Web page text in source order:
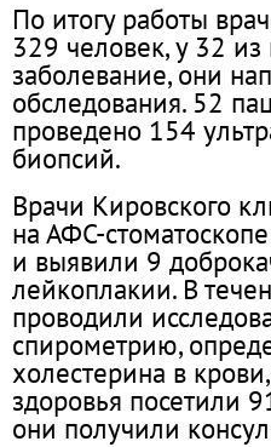
По итогу работы
329 человек, у 32
заболевание, они
обследования. 52
проведено 154
биопсий.
Врачи Кировского
на АФС-
и выявили 9
лейкоплакии. В
проводили
спирометрию,
холестерина в
здоровья посетили
они получили